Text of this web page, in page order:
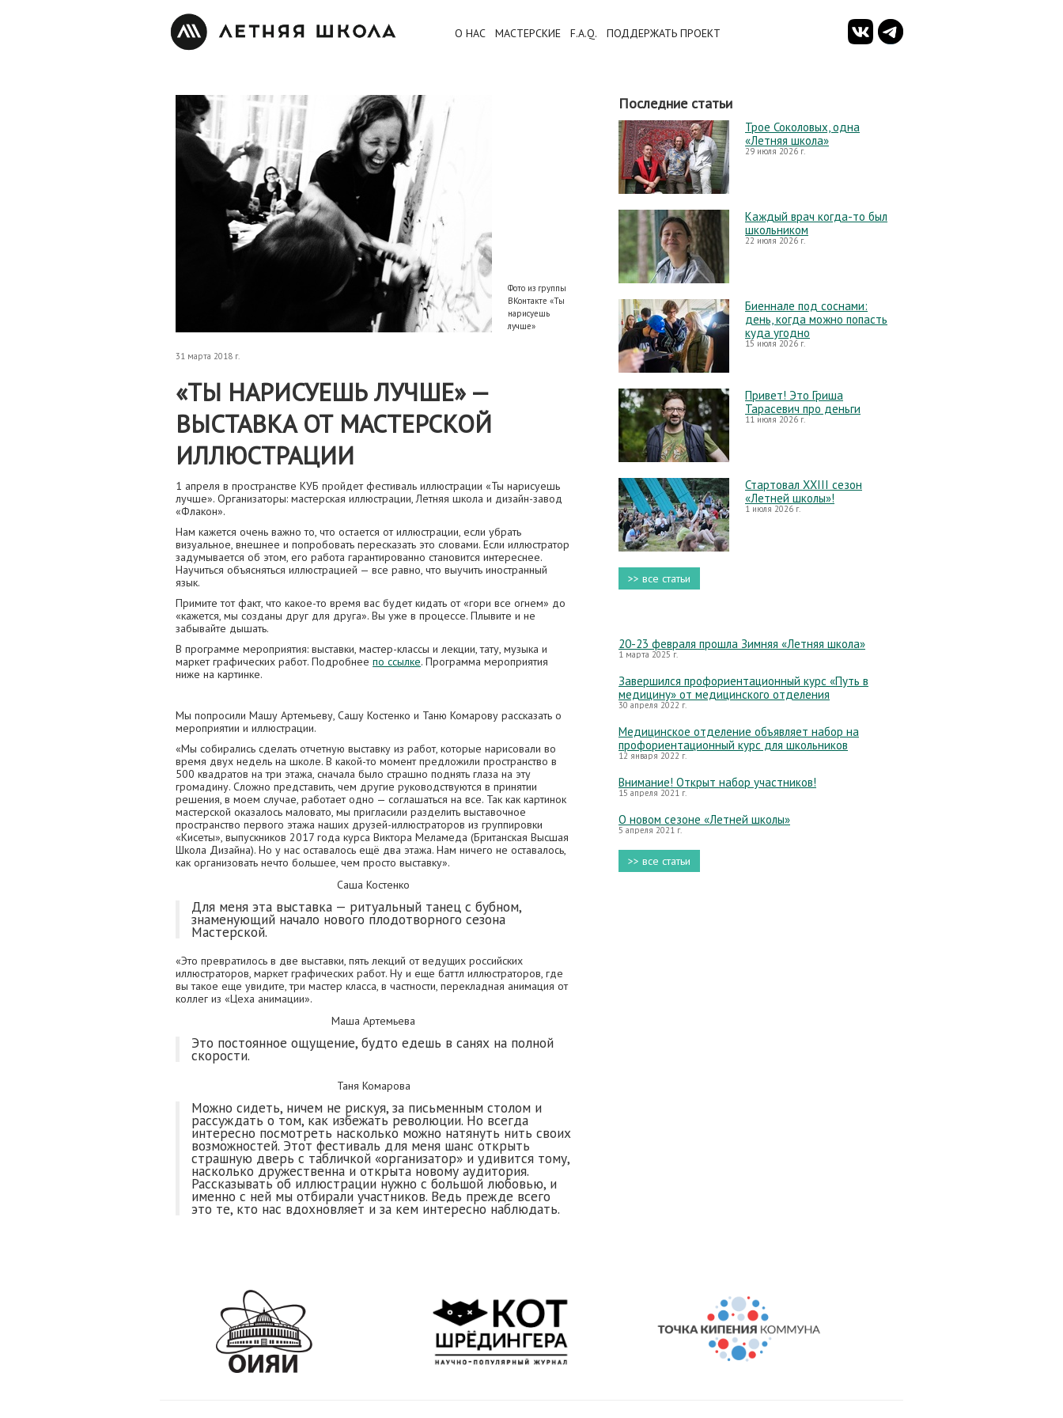
О НАС МАСТЕРСКИЕ F.A.Q. ПОДДЕРЖАТЬ ПРОЕКТ
Фото из группы
ВКонтакте «Ты
нарисуешь
лучше»
31 марта 2018 г.
«ТЫ НАРИСУЕШЬ ЛУЧШЕ» —
ВЫСТАВКА ОТ МАСТЕРСКОЙ
ИЛЛЮСТРАЦИИ
1 апреля в пространстве КУБ пройдет фестиваль иллюстрации «Ты нарисуешь
лучше». Организаторы: мастерская иллюстрации, Летняя школа и дизайн-завод
«Флакон».
Нам кажется очень важно то, что остается от иллюстрации, если убрать
визуальное, внешнее и попробовать пересказать это словами. Если иллюстратор
задумывается об этом, его работа гарантированно становится интереснее.
Научиться объясняться иллюстрацией — все равно, что выучить иностранный
язык.
Примите тот факт, что какое-то время вас будет кидать от «гори все огнем» до
«кажется, мы созданы друг для друга». Вы уже в процессе. Плывите и не
забывайте дышать.
В программе мероприятия: выставки, мастер-классы и лекции, тату, музыка и
маркет графических работ. Подробнее по ссылке. Программа мероприятия
ниже на картинке.
Мы попросили Машу Артемьеву, Сашу Костенко и Таню Комарову рассказать о
мероприятии и иллюстрации.
«Мы собирались сделать отчетную выставку из работ, которые нарисовали во
время двух недель на школе. В какой-то момент предложили пространство в
500 квадратов на три этажа, сначала было страшно поднять глаза на эту
громадину. Сложно представить, чем другие руководствуются в принятии
решения, в моем случае, работает одно — соглашаться на все. Так как картинок
мастерской оказалось маловато, мы пригласили разделить выставочное
пространство первого этажа наших друзей-иллюстраторов из группировки
«Кисеты», выпускников 2017 года курса Виктора Меламеда (Британская Высшая
Школа Дизайна). Но у нас оставалось ещё два этажа. Нам ничего не оставалось,
как организовать нечто большее, чем просто выставку».
Саша Костенко
Для меня эта выставка — ритуальный танец с бубном,
знаменующий начало нового плодотворного сезона
Мастерской.
«Это превратилось в две выставки, пять лекций от ведущих российских
иллюстраторов, маркет графических работ. Ну и еще баттл иллюстраторов, где
вы такое еще увидите, три мастер класса, в частности, перекладная анимация от
коллег из «Цеха анимации».
Маша Артемьева
Это постоянное ощущение, будто едешь в санях на полной
скорости.
Таня Комарова
Можно сидеть, ничем не рискуя, за письменным столом и
рассуждать о том, как избежать революции. Но всегда
интересно посмотреть насколько можно натянуть нить своих
возможностей. Этот фестиваль для меня шанс открыть
страшную дверь с табличкой «организатор» и удивится тому,
насколько дружественна и открыта новому аудитория.
Рассказывать об иллюстрации нужно с большой любовью, и
именно с ней мы отбирали участников. Ведь прежде всего
это те, кто нас вдохновляет и за кем интересно наблюдать.
Последние статьи
Трое Соколовых, одна
«Летняя школа»
29 июля 2026 г.
Каждый врач когда-то был
школьником
22 июля 2026 г.
Биеннале под соснами:
день, когда можно попасть
куда угодно
15 июля 2026 г.
Привет! Это Гриша
Тарасевич про деньги
11 июля 2026 г.
Стартовал XXIII сезон
«Летней школы»!
1 июля 2026 г.
>> все статьи
20-23 февраля прошла Зимняя «Летняя школа»
1 марта 2025 г.
Завершился профориентационный курс «Путь в
медицину» от медицинского отделения
30 апреля 2022 г.
Медицинское отделение объявляет набор на
профориентационный курс для школьников
12 января 2022 г.
Внимание! Открыт набор участников!
15 апреля 2021 г.
О новом сезоне «Летней школы»
5 апреля 2021 г.
>> все статьи